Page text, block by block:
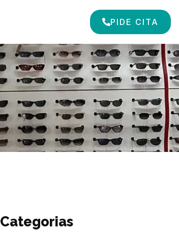
PIDE CITA
Categorias